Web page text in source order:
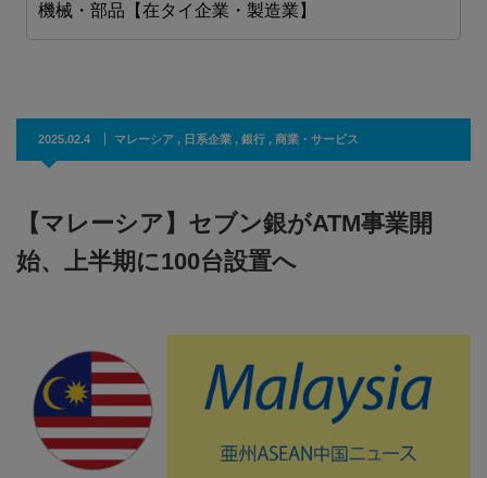
機械・部品【在タイ企業・製造業】
2025.02.4 マレーシア , 日系企業 , 銀行 , 商業・サービス
【マレーシア】セブン銀がATM事業開
始、上半期に100台設置へ